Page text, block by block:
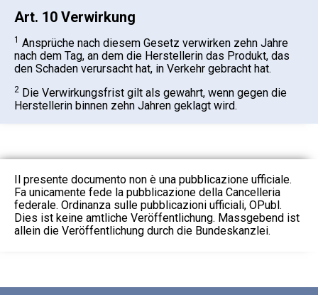
Art. 10 Verwirkung
1 Ansprüche nach diesem Gesetz verwirken zehn Jahre
nach dem Tag, an dem die Herstellerin das Produkt, das
den Schaden verursacht hat, in Verkehr gebracht hat.
2 Die Verwirkungsfrist gilt als gewahrt, wenn gegen die
Herstellerin binnen zehn Jahren geklagt wird.
Il presente documento non è una pubblicazione ufficiale.
Fa unicamente fede la pubblicazione della Cancelleria
federale. Ordinanza sulle pubblicazioni ufficiali, OPubl.
Dies ist keine amtliche Veröffentlichung. Massgebend ist
allein die Veröffentlichung durch die Bundeskanzlei.